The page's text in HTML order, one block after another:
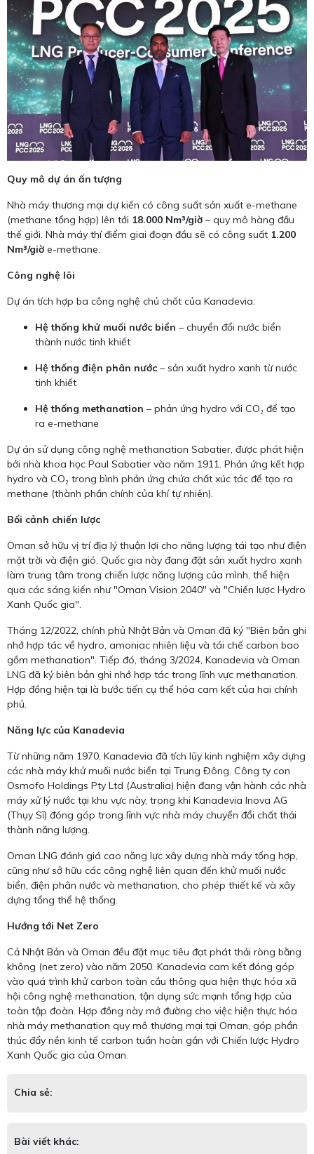
Quy mô dự án ấn tượng
Nhà máy thương mại dự kiến có công suất sản xuất e-methane
(methane tổng hợp) lên tới 18.000 Nm³/giờ – quy mô hàng đầu
thế giới. Nhà máy thí điểm giai đoạn đầu sẽ có công suất 1.200
Nm³/giờ e-methane.
Công nghệ lõi
Dự án tích hợp ba công nghệ chủ chốt của Kanadevia:
Hệ thống khử muối nước biển – chuyển đổi nước biển
thành nước tinh khiết
Hệ thống điện phân nước – sản xuất hydro xanh từ nước
tinh khiết
Hệ thống methanation – phản ứng hydro với CO₂ để tạo
ra e-methane
Dự án sử dụng công nghệ methanation Sabatier, được phát hiện
bởi nhà khoa học Paul Sabatier vào năm 1911. Phản ứng kết hợp
hydro và CO₂ trong bình phản ứng chứa chất xúc tác để tạo ra
methane (thành phần chính của khí tự nhiên).
Bối cảnh chiến lược
Oman sở hữu vị trí địa lý thuận lợi cho năng lượng tái tạo như điện
mặt trời và điện gió. Quốc gia này đang đặt sản xuất hydro xanh
làm trung tâm trong chiến lược năng lượng của mình, thể hiện
qua các sáng kiến như "Oman Vision 2040" và "Chiến lược Hydro
Xanh Quốc gia".
Tháng 12/2022, chính phủ Nhật Bản và Oman đã ký "Biên bản ghi
nhớ hợp tác về hydro, amoniac nhiên liệu và tái chế carbon bao
gồm methanation". Tiếp đó, tháng 3/2024, Kanadevia và Oman
LNG đã ký biên bản ghi nhớ hợp tác trong lĩnh vực methanation.
Hợp đồng hiện tại là bước tiến cụ thể hóa cam kết của hai chính
phủ.
Năng lực của Kanadevia
Từ những năm 1970, Kanadevia đã tích lũy kinh nghiệm xây dựng
các nhà máy khử muối nước biển tại Trung Đông. Công ty con
Osmofo Holdings Pty Ltd (Australia) hiện đang vận hành các nhà
máy xử lý nước tại khu vực này, trong khi Kanadevia Inova AG
(Thụy Sĩ) đóng góp trong lĩnh vực nhà máy chuyển đổi chất thải
thành năng lượng.
Oman LNG đánh giá cao năng lực xây dựng nhà máy tổng hợp,
cũng như sở hữu các công nghệ liên quan đến khử muối nước
biển, điện phân nước và methanation, cho phép thiết kế và xây
dựng tổng thể hệ thống.
Hướng tới Net Zero
Cả Nhật Bản và Oman đều đặt mục tiêu đạt phát thải ròng bằng
không (net zero) vào năm 2050. Kanadevia cam kết đóng góp
vào quá trình khử carbon toàn cầu thông qua hiện thực hóa xã
hội công nghệ methanation, tận dụng sức mạnh tổng hợp của
toàn tập đoàn. Hợp đồng này mở đường cho việc hiện thực hóa
nhà máy methanation quy mô thương mại tại Oman, góp phần
thúc đẩy nền kinh tế carbon tuần hoàn gắn với Chiến lược Hydro
Xanh Quốc gia của Oman.
Chia sẻ:
Bài viết khác: